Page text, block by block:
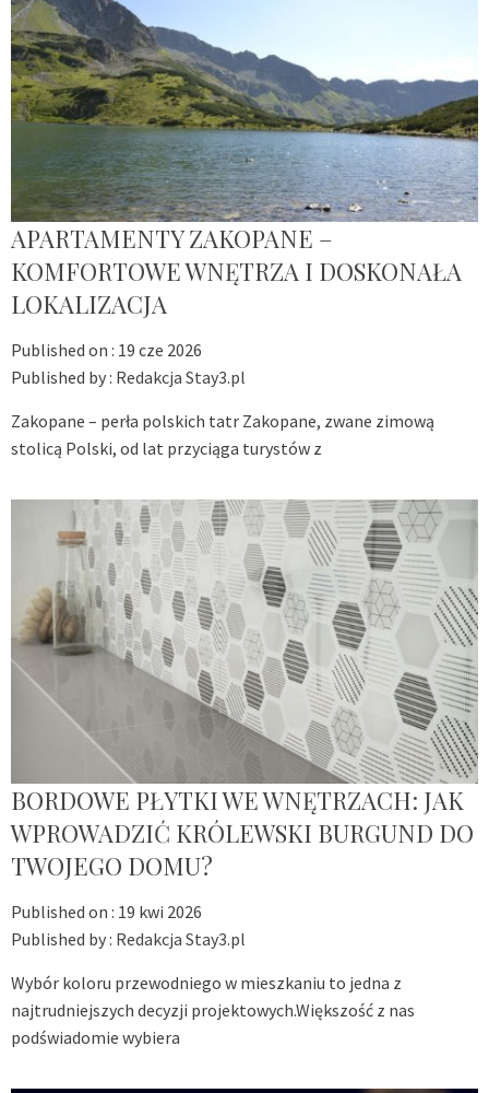
APARTAMENTY ZAKOPANE –
KOMFORTOWE WNĘTRZA I DOSKONAŁA
LOKALIZACJA
Published on : 19 cze 2026
Published by : Redakcja Stay3.pl
Zakopane – perła polskich tatr Zakopane, zwane zimową
stolicą Polski, od lat przyciąga turystów z
BORDOWE PŁYTKI WE WNĘTRZACH: JAK
WPROWADZIĆ KRÓLEWSKI BURGUND DO
TWOJEGO DOMU?
Published on : 19 kwi 2026
Published by : Redakcja Stay3.pl
Wybór koloru przewodniego w mieszkaniu to jedna z
najtrudniejszych decyzji projektowych.Większość z nas
podświadomie wybiera